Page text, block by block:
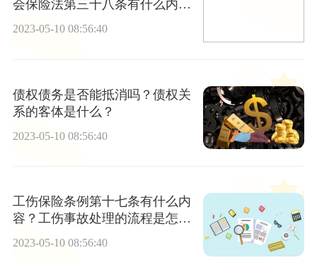
会保险法第三十八条有什么内
容？
2023-05-10 08:56:40
债权债务是否能抵消吗？债权关
系的客体是什么？
2023-05-10 08:56:40
工伤保险条例第十七条有什么内
容？工伤事故处理的流程是怎么
2023-05-10 08:56:40